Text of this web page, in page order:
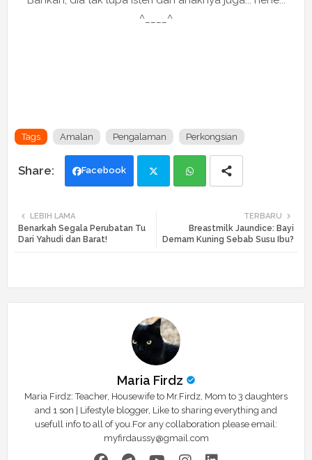
^____^
Tags Amalan Pengalaman Perkongsian
Facebook
ats
TERBARU
Breastmilk Jaundice: Bayi
Demam Kuning Sebab Susu Ibu?
LEBIH LAMA
Benarkah Segala Perubatan Tu
Dari Yahudi dan Barat!
Maria Firdz
Maria Firdz: Teacher, Housewife to Mr.Firdz, Mom to 3 daughters
and 1 son | Lifestyle blogger, Like to sharing everything and
usefull info to all of you.For any collaboration please email:
myfirdaussy@gmail.com